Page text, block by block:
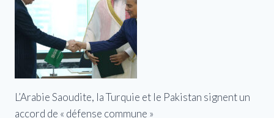
L’Arabie Saoudite, la Turquie et le Pakistan signent un
accord de « défense commune »